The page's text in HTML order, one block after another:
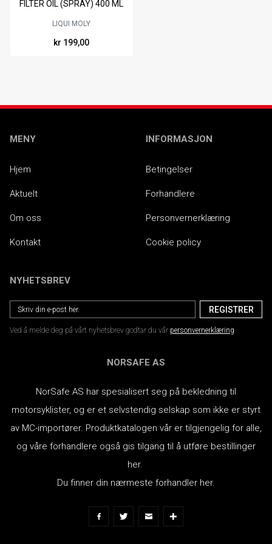
FILTER OIL (SPRAY) 400 ML
LIQUI MOLY
kr 199,00
MENY
Hjem
Aktuelt
Om oss
Kontakt
INFORMASJON
Betingelser
Forhandlere
Personvernerklæring
Cookie policy
NYHETSBREV
Ved å melde deg på vårt nyhetsbrev godtar du vår personvernerklæring
NORSAFE AS
NorSafe AS har spesialisert seg på bekledning til
motorsyklister, og er et selvstendig selskap som ikke er styrt
av MC-importører. Produktkatalogen vår er tilgjengelig for alle,
og våre forhandlere også gis tilgang til å utføre bestillinger
her.
Du finner din nærmeste forhandler her.